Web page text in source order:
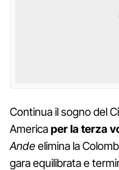
Continua il sogno del
Americaper la terza
Andeelimina la
gara equilibrata e